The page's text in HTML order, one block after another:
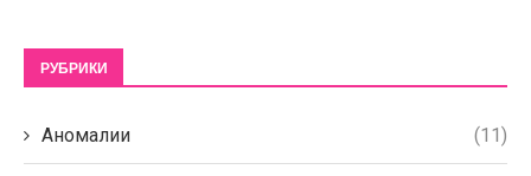
РУБРИКИ
Аномалии (11)